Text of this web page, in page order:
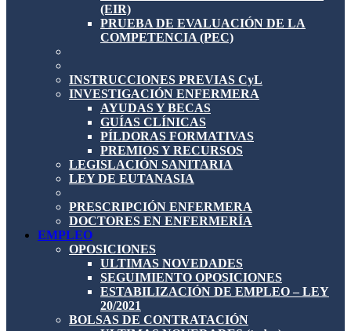
(EIR)
PRUEBA DE EVALUACIÓN DE LA
COMPETENCIA (PEC)
INSTRUCCIONES PREVIAS CyL
INVESTIGACIÓN ENFERMERA
AYUDAS Y BECAS
GUÍAS CLÍNICAS
PÍLDORAS FORMATIVAS
PREMIOS Y RECURSOS
LEGISLACIÓN SANITARIA
LEY DE EUTANASIA
PRESCRIPCIÓN ENFERMERA
DOCTORES EN ENFERMERÍA
EMPLEO
OPOSICIONES
ULTIMAS NOVEDADES
SEGUIMIENTO OPOSICIONES
ESTABILIZACIÓN DE EMPLEO – LEY
20/2021
BOLSAS DE CONTRATACIÓN